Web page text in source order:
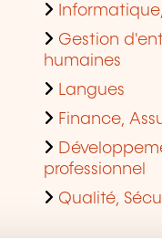
Gestion
humaines
Langues
Finance,
professionnel
Qualité,